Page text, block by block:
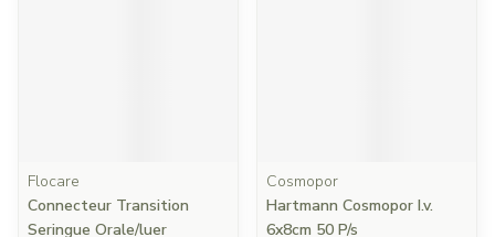
Flocare
Connecteur Transition
Seringue Orale/luer
Cosmopor
Hartmann Cosmopor I.v.
6x8cm 50 P/s